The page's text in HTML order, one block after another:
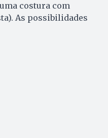
costura com
As possibilidades